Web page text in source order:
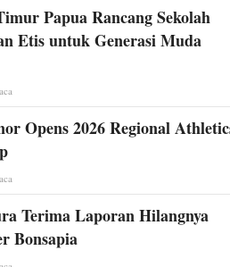
Papua Rancang Sekolah
Etis untuk Generasi Muda
Opens 2026 Regional
Terima Laporan Hilangnya
Bonsapia